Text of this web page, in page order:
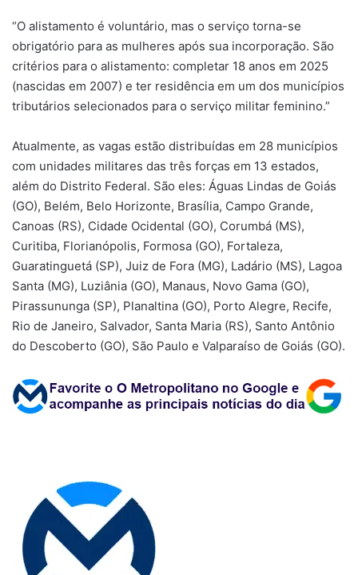
“O alistamento é voluntário, mas o serviço torna-se
obrigatório para as mulheres após sua incorporação. São
critérios para o alistamento: completar 18 anos em 2025
(nascidas em 2007) e ter residência em um dos municípios
tributários selecionados para o serviço militar feminino.”
Atualmente, as vagas estão distribuídas em 28 municípios
com unidades militares das três forças em 13 estados,
além do Distrito Federal. São eles: Águas Lindas de Goiás
(GO), Belém, Belo Horizonte, Brasília, Campo Grande,
Canoas (RS), Cidade Ocidental (GO), Corumbá (MS),
Curitiba, Florianópolis, Formosa (GO), Fortaleza,
Guaratinguetá (SP), Juiz de Fora (MG), Ladário (MS), Lagoa
Santa (MG), Luziânia (GO), Manaus, Novo Gama (GO),
Pirassununga (SP), Planaltina (GO), Porto Alegre, Recife,
Rio de Janeiro, Salvador, Santa Maria (RS), Santo Antônio
do Descoberto (GO), São Paulo e Valparaíso de Goiás (GO).